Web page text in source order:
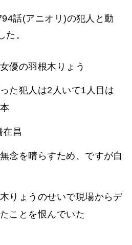
話(アニオリ)の犯人と動
た。
優の羽根木りょう
た犯人は2人いて1人目は
在昌
念を晴らすため、ですが自
りょうのせいで現場からデ
ことを恨んでいた